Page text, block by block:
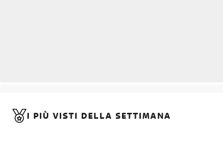
I PIÙ VISTI DELLA SETTIMANA